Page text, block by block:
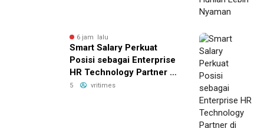
6 jam lalu
Smart Salary Perkuat
Posisi sebagai Enterprise
HR Technology Partner di
Asia Tenggara melalui
5 vritimes